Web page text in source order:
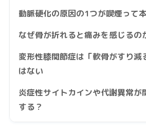
動脈硬化の原因の1つが喫煙って
なぜ骨が折れると痛みを感じるの
変形性膝関節症は「軟骨がすり減
はない
炎症性サイトカインや代謝異常が
する？